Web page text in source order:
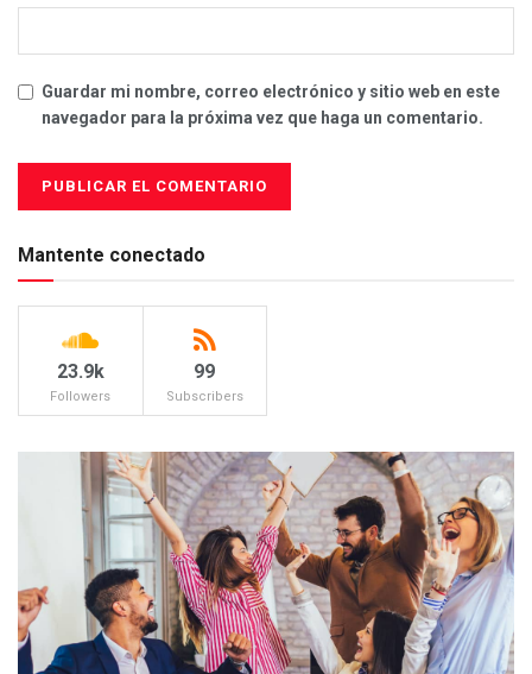
Guardar mi nombre, correo electrónico y sitio web en este
navegador para la próxima vez que haga un comentario.
Mantente conectado
23.9k
Followers
99
Subscribers